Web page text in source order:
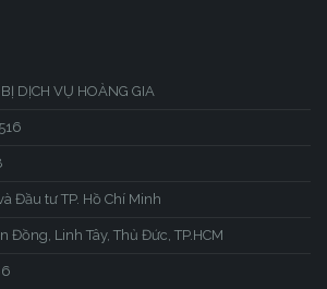
DỊCH VỤ HOÀNG GIA
Đầu tư TP. Hồ Chí Minh
Đồng, Linh Tây, Thủ Đức, TP.HCM